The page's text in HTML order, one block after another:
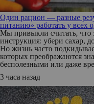
Один рацион — разные
питанию» работать у всех
Мы привыкли считать, что
инструкция: убери сахар,
Но жизнь часто
которых преображаются
бесполезными или даже
3 часа назад